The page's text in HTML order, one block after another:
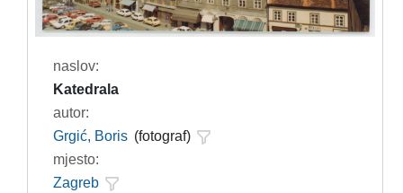
naslov:
Katedrala
autor:
Grgić, Boris (fotograf)
mjesto:
Zagreb